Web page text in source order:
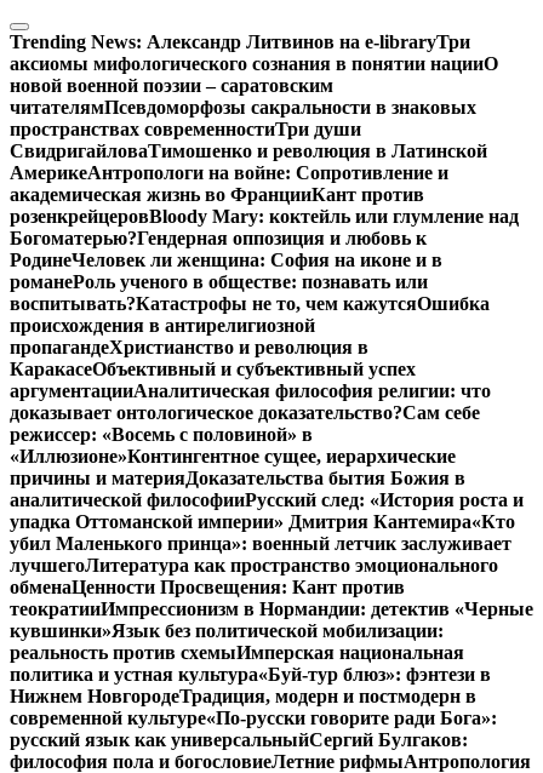
Перейти
к
содержимому
Trending News: Александр Литвинов на e-libraryТри
аксиомы мифологического сознания в понятии нацииО
новой военной поэзии – саратовским
читателямПсевдоморфозы сакральности в знаковых
пространствах современностиТри души
СвидригайловаТимошенко и революция в Латинской
АмерикеАнтропологи на войне: Сопротивление и
академическая жизнь во ФранцииКант против
розенкрейцеровBloody Mary: коктейль или глумление над
Богоматерью?Гендерная оппозиция и любовь к
РодинеЧеловек ли женщина: София на иконе и в
романеРоль ученого в обществе: познавать или
воспитывать?Катастрофы не то, чем кажутсяОшибка
происхождения в антирелигиозной
пропагандеХристианство и революция в
КаракасеОбъективный и субъективный успех
аргументацииАналитическая философия религии: что
доказывает онтологическое доказательство?Сам себе
режиссер: «Восемь с половиной» в
«Иллюзионе»Контингентное сущее, иерархические
причины и материяДоказательства бытия Божия в
аналитической философииРусский след: «История роста и
упадка Оттоманской империи» Дмитрия Кантемира«Кто
убил Маленького принца»: военный летчик заслуживает
лучшегоЛитература как пространство эмоционального
обменаЦенности Просвещения: Кант против
теократииИмпрессионизм в Нормандии: детектив «Черные
кувшинки»Язык без политической мобилизации:
реальность против схемыИмперская национальная
политика и устная культура«Буй-тур блюз»: фэнтези в
Нижнем НовгородеТрадиция, модерн и постмодерн в
современной культуре«По-русски говорите ради Бога»:
русский язык как универсальныйСергий Булгаков:
философия пола и богословиеЛетние рифмыАнтропология